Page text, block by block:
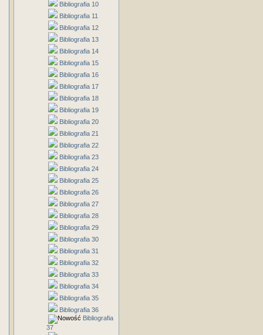
Bibliografia 10
Bibliografia 11
Bibliografia 12
Bibliografia 13
Bibliografia 14
Bibliografia 15
Bibliografia 16
Bibliografia 17
Bibliografia 18
Bibliografia 19
Bibliografia 20
Bibliografia 21
Bibliografia 22
Bibliografia 23
Bibliografia 24
Bibliografia 25
Bibliografia 26
Bibliografia 27
Bibliografia 28
Bibliografia 29
Bibliografia 30
Bibliografia 31
Bibliografia 32
Bibliografia 33
Bibliografia 34
Bibliografia 35
Bibliografia 36
Bibliografia
37